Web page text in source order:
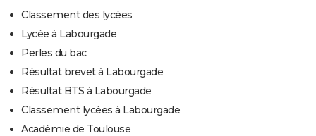
Classement des lycées
Lycée à Labourgade
Perles du bac
Résultat brevet à Labourgade
Résultat BTS à Labourgade
Classement lycées à Labourgade
Académie de Toulouse